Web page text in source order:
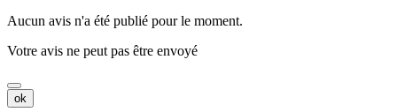
Aucun avis n'a été publié pour le moment.
Votre avis ne peut pas être envoyé
ok